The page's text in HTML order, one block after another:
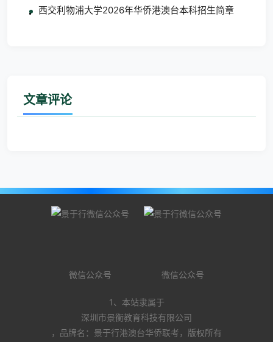
西交利物浦大学2026年华侨港澳台本科招生简章
文章评论
微信公众号 微信公众号
1、本站隶属于
深圳市景衡教育科技有限公司
，品牌名：景于行港澳台华侨联考，版权所有